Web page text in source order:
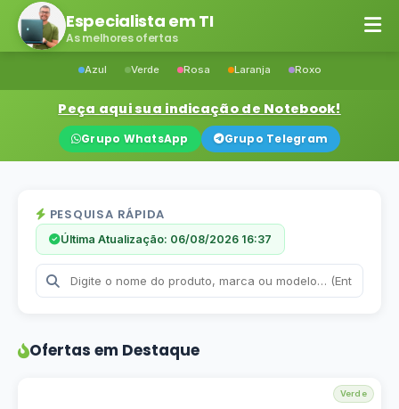
Especialista em TI
As melhores ofertas
Azul Verde Rosa Laranja Roxo
Peça aqui sua indicação de Notebook!
Grupo WhatsApp Grupo Telegram
PESQUISA RÁPIDA
Última Atualização: 06/08/2026 16:37
Ofertas em Destaque
Verde